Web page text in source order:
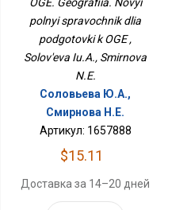
polnyi spravochnik dlia
podgotovki k OGE ,
Solov'eva Iu.A., Smirnova
N.E.
Соловьева Ю.А.,
Смирнова Н.Е.
Артикул: 1657888
$15.11
Доставка за 14–20 дней